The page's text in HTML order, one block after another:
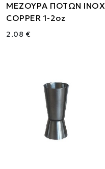
ΜΕΖΟΥΡΑ ΠΟΤΩΝ ΙΝΟΧ
COPPER 1-2oz
2.08 €